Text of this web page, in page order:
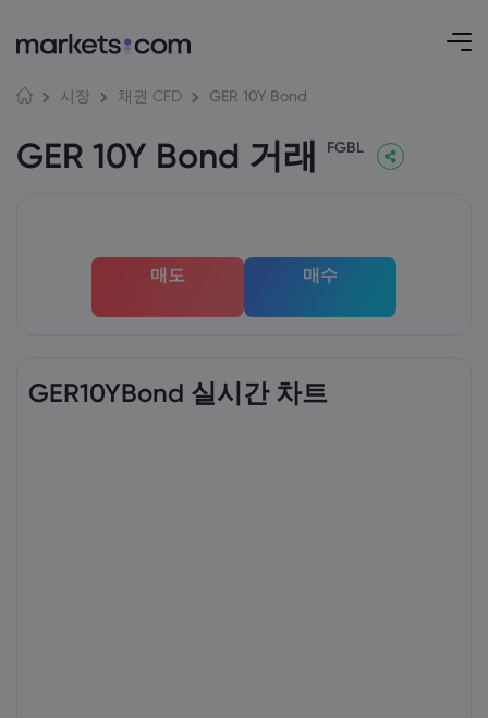
시장 채권 CFD GER 10Y Bond
GER 10Y Bond 거래 FGBL
매도 매수
GER10YBond 실시간 차트